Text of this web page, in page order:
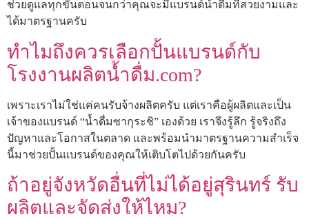
ช่วยดูแลทุกขั้นตอนจนกว่าคุณจะมีแบรนด์น้ำดื่มที่สวยงามและ
ได้มาตรฐานครับ
ทำไมถึงควรเลือกปั้นแบรนด์กับ
โรงงานผลิตน้ำดื่ม.com?
เพราะเราไม่ใช่แค่คนรับจ้างผลิตครับ แต่เราคือผู้ผลิตและเป็น
เจ้าของแบรนด์ “น้ำดื่มซากุระชิ” เองด้วย เราจึงรู้ลึก รู้จริงถึง
ปัญหาและโอกาสในตลาด และพร้อมนำมาตรฐานความสำเร็จ
นี้มาช่วยปั้นแบรนด์ของคุณให้เติบโตไปด้วยกันครับ
ถ้าอยู่จังหวัดอื่นที่ไม่ได้อยู่สุรินทร์ รับ
ผลิตและจัดส่งให้ไหม?